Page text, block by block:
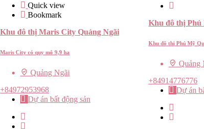
Quick view
Bookmark
Khu đô thị Phú
Khu đô thị Phú Mỹ
Quảng
+84914776776
Dự án
Khu đô thị Maris City Quảng Ngãi
Maris City có quy mô 9,9 ha
Quảng Ngãi
+84972953968
Dự án bất động sản